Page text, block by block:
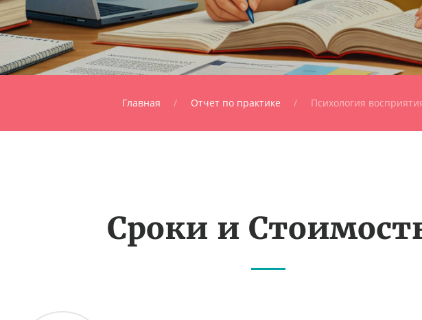
Главная Отчет по практике Психология
Сроки и